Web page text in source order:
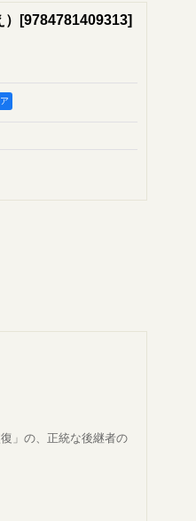
[9784781409313]
」の、正統な後継者の